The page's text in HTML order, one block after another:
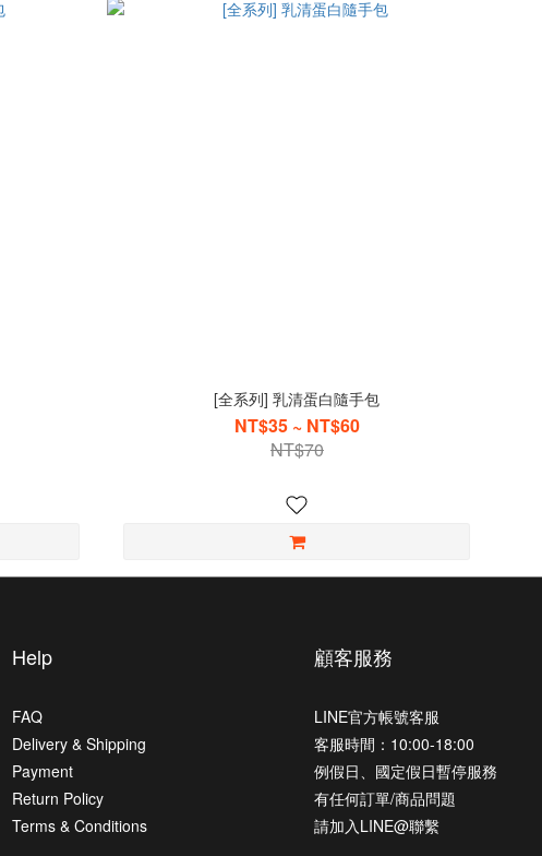
[全系列] 乳清蛋白隨手包
NT$35 ~ NT$60
NT$70
Help
FAQ
Delivery & Shipping
Payment
Return Policy
Terms & Conditions
顧客服務
LINE官方帳號客服
客服時間：10:00-18:00
例假日、國定假日暫停服務
有任何訂單/商品問題
請加入LINE@聯繫